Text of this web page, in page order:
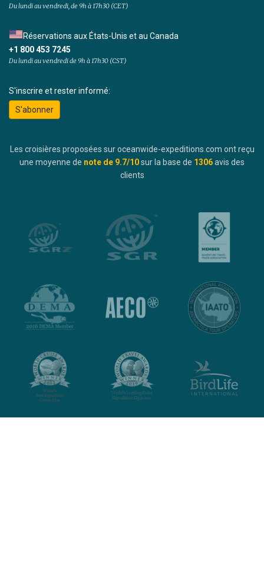
Du lundi au vendredi, de 9h à 17h30 (CET)
Réservations aux États-Unis et au Canada
+1 800 453 7245
Du lundi au vendredi de 9h à 17h30 (CST)
S'inscrire et rester informé:
S'abonner
Les croisières proposées sur oceanwide-expeditions.com ont reçu
une moyenne de note de 9.7/10sur la base de 1306avis des
clients